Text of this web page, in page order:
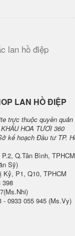
lan hồ điệp
LAN HỒ ĐIỆP
trực thuộc quyền
HOA TƯƠI 360
kế hoạch Đầu tư TP.
Q.Tân Bình,
Sỹ)
Kỷ, P1, Q10, TPHCM
398
- 0933 055 945 (Ms.Vy)